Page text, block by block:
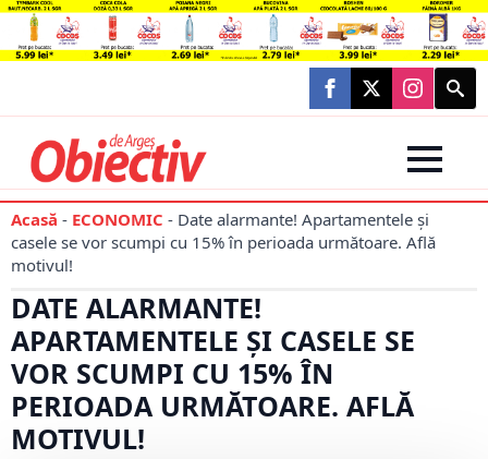
Search
for:
Acasă - ECONOMIC - Date alarmante! Apartamentele și
casele se vor scumpi cu 15% în perioada următoare. Află
motivul!
DATE ALARMANTE!
APARTAMENTELE ȘI CASELE SE
VOR SCUMPI CU 15% ÎN
PERIOADA URMĂTOARE. AFLĂ
MOTIVUL!